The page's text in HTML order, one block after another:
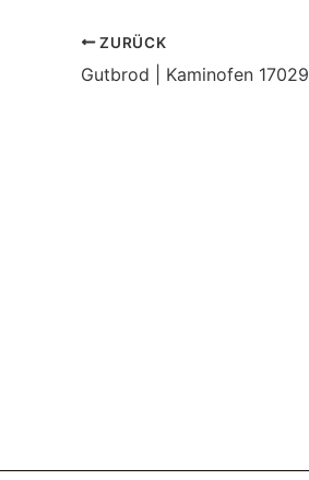
ZURÜCK
Gutbrod | Kaminofen 17029